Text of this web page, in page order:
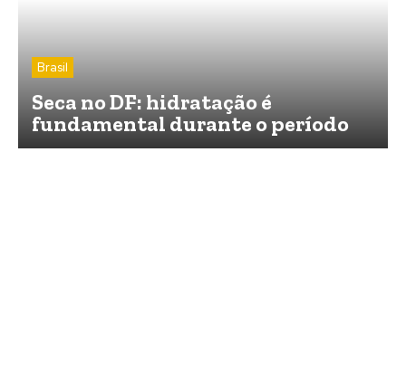
Brasil
Seca no DF: hidratação é
fundamental durante o período